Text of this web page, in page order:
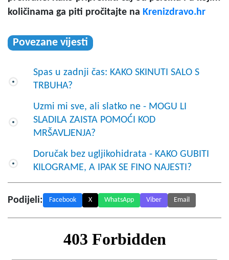
količinama ga piti pročitajte na Krenizdravo.hr
Povezane vijesti
Spas u zadnji čas: KAKO SKINUTI SALO S
TRBUHA?
Uzmi mi sve, ali slatko ne - MOGU LI
SLADILA ZAISTA POMOĆI KOD
MRŠAVLJENJA?
Doručak bez ugljikohidrata - KAKO GUBITI
KILOGRAME, A IPAK SE FINO NAJESTI?
Podijeli: Facebook X WhatsApp Viber Email